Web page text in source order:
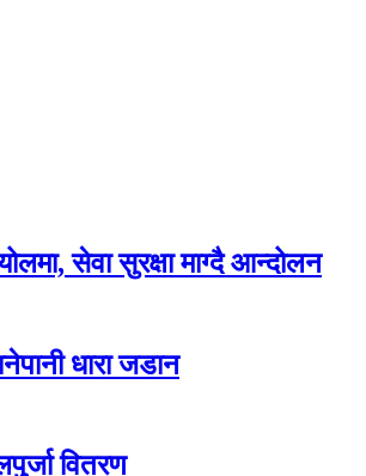
सेवा सुरक्षा माग्दै आन्दोलन
धारा जडान
वितरण